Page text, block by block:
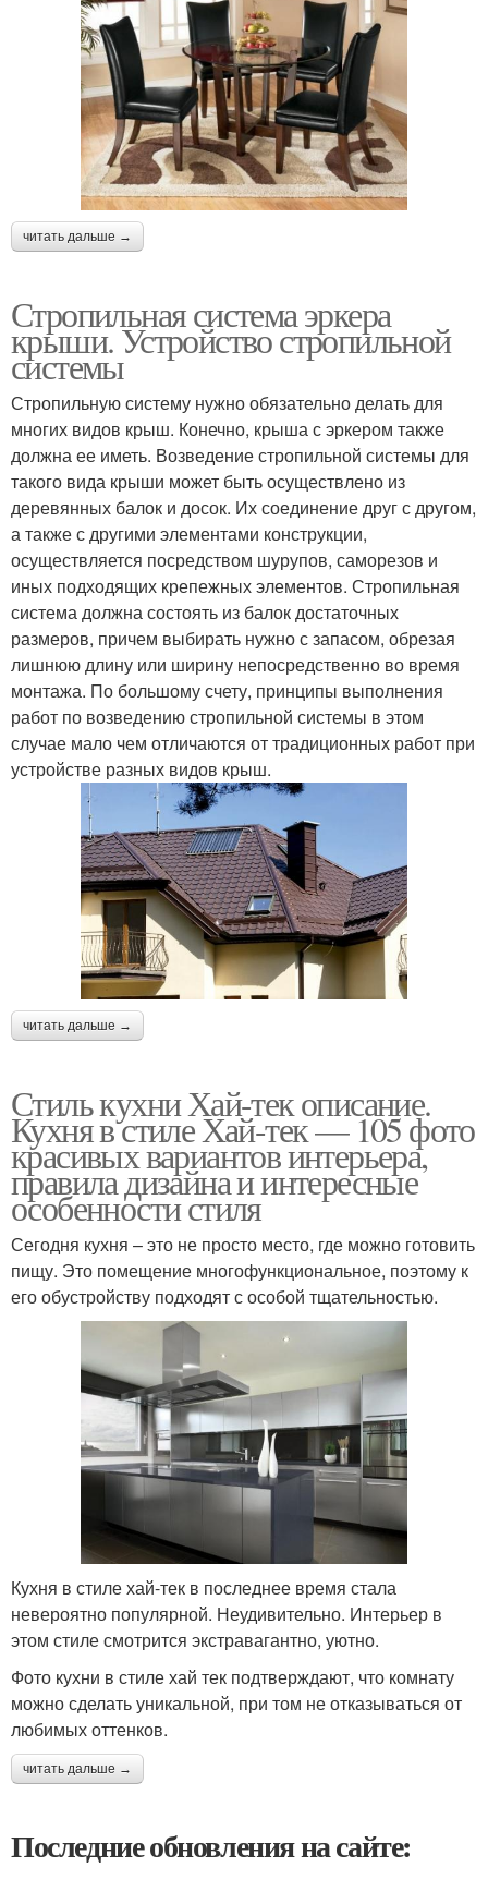
читать дальше →
Стропильная система эркера
крыши. Устройство стропильной
системы
Стропильную систему нужно обязательно делать для
многих видов крыш. Конечно, крыша с эркером также
должна ее иметь. Возведение стропильной системы для
такого вида крыши может быть осуществлено из
деревянных балок и досок. Их соединение друг с другом,
а также с другими элементами конструкции,
осуществляется посредством шурупов, саморезов и
иных подходящих крепежных элементов. Стропильная
система должна состоять из балок достаточных
размеров, причем выбирать нужно с запасом, обрезая
лишнюю длину или ширину непосредственно во время
монтажа. По большому счету, принципы выполнения
работ по возведению стропильной системы в этом
случае мало чем отличаются от традиционных работ при
устройстве разных видов крыш.
читать дальше →
Стиль кухни Хай-тек описание.
Кухня в стиле Хай-тек — 105 фото
красивых вариантов интерьера,
правила дизайна и интересные
особенности стиля
Сегодня кухня – это не просто место, где можно готовить
пищу. Это помещение многофункциональное, поэтому к
его обустройству подходят с особой тщательностью.
Кухня в стиле хай-тек в последнее время стала
невероятно популярной. Неудивительно. Интерьер в
этом стиле смотрится экстравагантно, уютно.
Фото кухни в стиле хай тек подтверждают, что комнату
можно сделать уникальной, при том не отказываться от
любимых оттенков.
читать дальше →
Последние обновления на сайте: